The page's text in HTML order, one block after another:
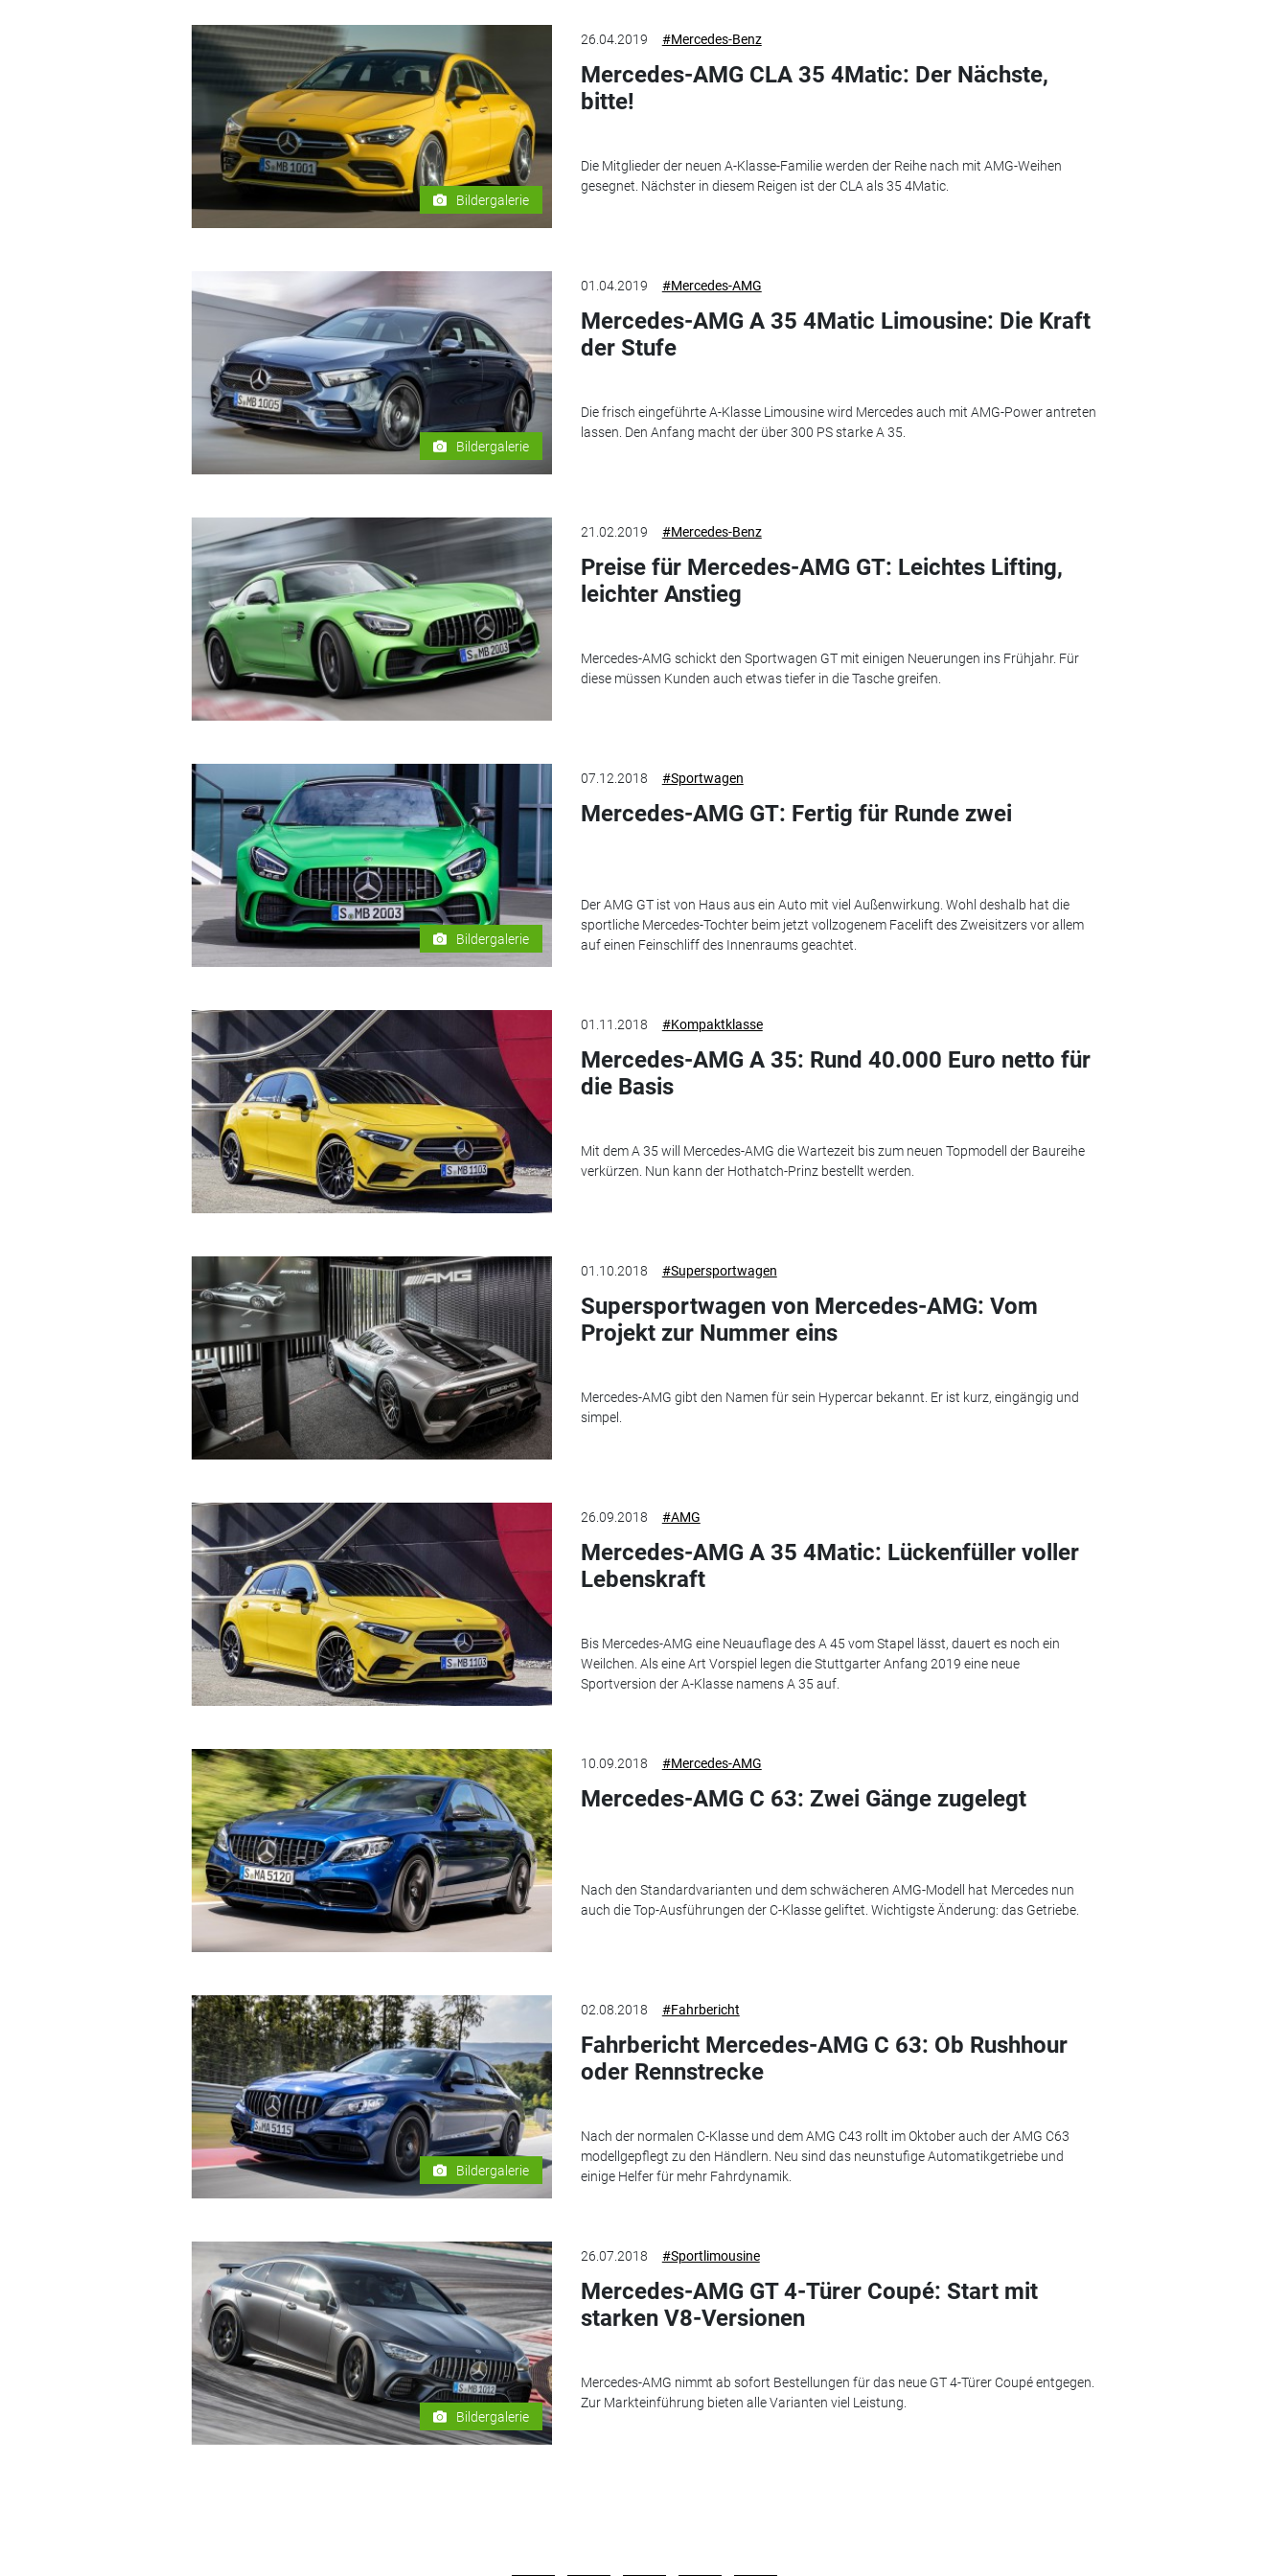
Bildergalerie
26.04.2019 #Mercedes-Benz
Mercedes-AMG CLA 35 4Matic: Der Nächste,
bitte!
Die Mitglieder der neuen A-Klasse-Familie werden der Reihe nach mit AMG-Weihen
gesegnet. Nächster in diesem Reigen ist der CLA als 35 4Matic.
Bildergalerie
01.04.2019 #Mercedes-AMG
Mercedes-AMG A 35 4Matic Limousine: Die Kraft
der Stufe
Die frisch eingeführte A-Klasse Limousine wird Mercedes auch mit AMG-Power antreten
lassen. Den Anfang macht der über 300 PS starke A 35.
21.02.2019 #Mercedes-Benz
Preise für Mercedes-AMG GT: Leichtes Lifting,
leichter Anstieg
Mercedes-AMG schickt den Sportwagen GT mit einigen Neuerungen ins Frühjahr. Für
diese müssen Kunden auch etwas tiefer in die Tasche greifen.
Bildergalerie
07.12.2018 #Sportwagen
Mercedes-AMG GT: Fertig für Runde zwei
Der AMG GT ist von Haus aus ein Auto mit viel Außenwirkung. Wohl deshalb hat die
sportliche Mercedes-Tochter beim jetzt vollzogenem Facelift des Zweisitzers vor allem
auf einen Feinschliff des Innenraums geachtet.
01.11.2018 #Kompaktklasse
Mercedes-AMG A 35: Rund 40.000 Euro netto für
die Basis
Mit dem A 35 will Mercedes-AMG die Wartezeit bis zum neuen Topmodell der Baureihe
verkürzen. Nun kann der Hothatch-Prinz bestellt werden.
01.10.2018 #Supersportwagen
Supersportwagen von Mercedes-AMG: Vom
Projekt zur Nummer eins
Mercedes-AMG gibt den Namen für sein Hypercar bekannt. Er ist kurz, eingängig und
simpel.
26.09.2018 #AMG
Mercedes-AMG A 35 4Matic: Lückenfüller voller
Lebenskraft
Bis Mercedes-AMG eine Neuauflage des A 45 vom Stapel lässt, dauert es noch ein
Weilchen. Als eine Art Vorspiel legen die Stuttgarter Anfang 2019 eine neue
Sportversion der A-Klasse namens A 35 auf.
10.09.2018 #Mercedes-AMG
Mercedes-AMG C 63: Zwei Gänge zugelegt
Nach den Standardvarianten und dem schwächeren AMG-Modell hat Mercedes nun
auch die Top-Ausführungen der C-Klasse geliftet. Wichtigste Änderung: das Getriebe.
Bildergalerie
02.08.2018 #Fahrbericht
Fahrbericht Mercedes-AMG C 63: Ob Rushhour
oder Rennstrecke
Nach der normalen C-Klasse und dem AMG C43 rollt im Oktober auch der AMG C63
modellgepflegt zu den Händlern. Neu sind das neunstufige Automatikgetriebe und
einige Helfer für mehr Fahrdynamik.
Bildergalerie
26.07.2018 #Sportlimousine
Mercedes-AMG GT 4-Türer Coupé: Start mit
starken V8-Versionen
Mercedes-AMG nimmt ab sofort Bestellungen für das neue GT 4-Türer Coupé entgegen.
Zur Markteinführung bieten alle Varianten viel Leistung.